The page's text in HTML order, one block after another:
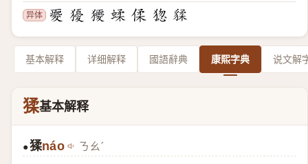
异体
基本解释 详细解释 國語辭典 康熙字典 说文解
猱基本解释
●猱náo ㄋㄠˊ